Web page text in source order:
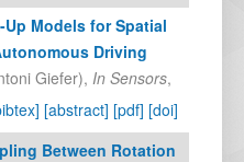
Models for Spatial
Driving
Giefer), In Sensors,
[abstract] [pdf] [doi]
Between Rotation